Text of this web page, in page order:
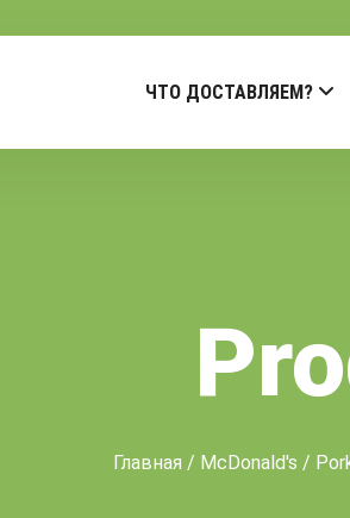
ЧТО ДОСТАВЛЯЕМ?
Главная / McDonald's /